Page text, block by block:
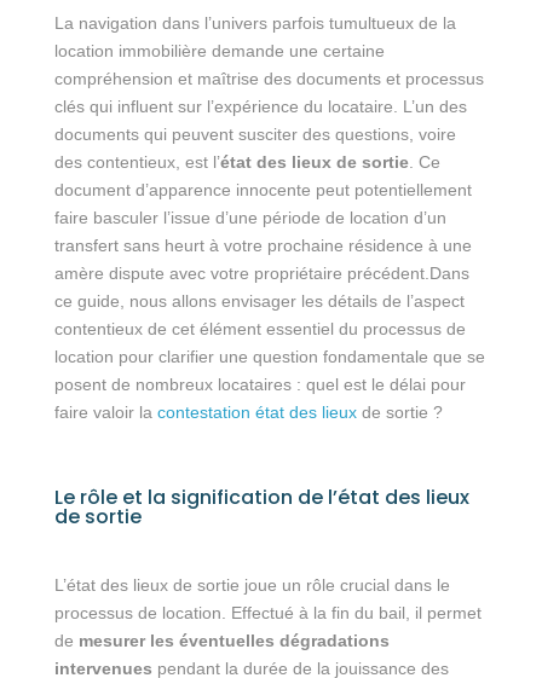
La navigation dans l’univers parfois tumultueux de la
location immobilière demande une certaine
compréhension et maîtrise des documents et processus
clés qui influent sur l’expérience du locataire. L’un des
documents qui peuvent susciter des questions, voire
des contentieux, est l’état des lieux de sortie. Ce
document d’apparence innocente peut potentiellement
faire basculer l’issue d’une période de location d’un
transfert sans heurt à votre prochaine résidence à une
amère dispute avec votre propriétaire précédent.Dans
ce guide, nous allons envisager les détails de l’aspect
contentieux de cet élément essentiel du processus de
location pour clarifier une question fondamentale que se
posent de nombreux locataires : quel est le délai pour
faire valoir la contestation état des lieuxde sortie ?
Le rôle et la signification de l’état des lieux
de sortie
L’état des lieux de sortie joue un rôle crucial dans le
processus de location. Effectué à la fin du bail, il permet
de mesurer les éventuelles dégradations
intervenues pendant la durée de la jouissance des